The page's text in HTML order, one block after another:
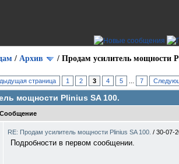
/ Архив / Продам усилитель мощности
страница 1 2 3 4 5 7
мощности Plinius SA 100.
Сообщение
RE: Продам усилитель мощности Plinius SA 100. / 30-07-
Подробности в первом сообщении.